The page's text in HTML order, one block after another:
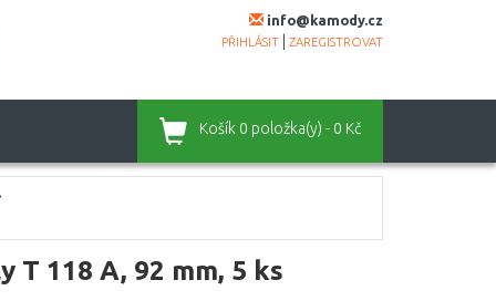
info@kamody.cz
PŘIHLÁSIT ZAREGISTROVAT
Košík 0 položka(y) - 0 Kč
T 118 A, 92 mm, 5 ks